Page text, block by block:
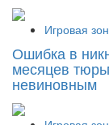
Игровая
Ошибка в
месяцев
невиновным